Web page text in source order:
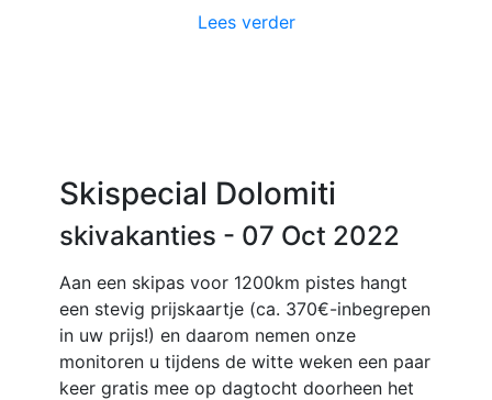
Lees verder
Skispecial Dolomiti
skivakanties - 07 Oct 2022
Aan een skipas voor 1200km pistes hangt
een stevig prijskaartje (ca. 370€-inbegrepen
in uw prijs!) en daarom nemen onze
monitoren u tijdens de witte weken een paar
keer gratis mee op dagtocht doorheen het